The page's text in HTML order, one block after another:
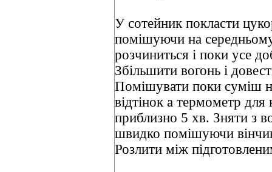
У сотейник покласти
помішуючи на
розчиниться і поки усе
Збільшити вогонь і
Помішувати поки суміш
відтінок а термометр
приблизно 5 хв. Зняти з
швидко помішуючи
Розлити між